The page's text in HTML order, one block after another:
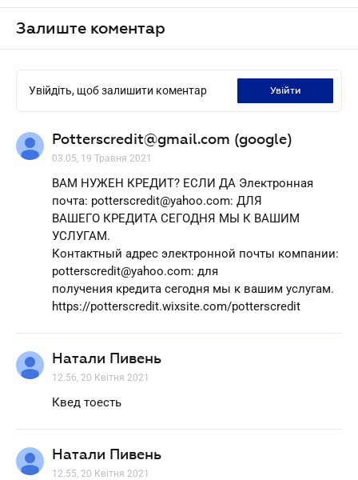
Залиште коментар
Увійдіть, щоб залишити коментар увійти
Potterscredit@gmail.com (google)
03.05, 19 Травня 2021
ВАМ НУЖЕН КРЕДИТ? ЕСЛИ ДА Электронная
почта: potterscredit@yahoo.com: ДЛЯ
ВАШЕГО КРЕДИТА СЕГОДНЯ МЫ К ВАШИМ
УСЛУГАМ.
Контактный адрес электронной почты компании:
potterscredit@yahoo.com: для
получения кредита сегодня мы к вашим услугам.
https://potterscredit.wixsite.com/potterscredit
Натали Пивень
12.56, 20 Квітня 2021
Квед тоесть
Натали Пивень
12.55, 20 Квітня 2021